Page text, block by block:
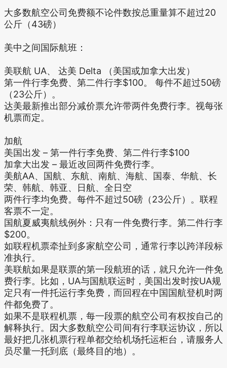
大多数航空公司免费额不论件数按总重量算不超过20
公斤（43磅）
美中之间国际航班：
美联航 UA、 达美 Delta （美国或加拿大出发）
第一件行李免费、第二件行李$100。 每件不超过50磅
（23公斤）。
达美最新推出部分减价票允许带两件免费行李。视每张
机票而定。
加航
美国出发 – 第一件行李免费、第二件行李$100
加拿大出发 – 最近改回两件免费行李。
美航AA、国航、东航、南航、海航、国泰、华航、长
荣、韩航、韩亚、日航、全日空
两件行李均免费。每件不超过50磅（23公斤）。联程
客票不一定。
国航夏威夷航线例外：只有一件免费行李。第二件行李
$200。
如联程机票牵扯到多家航空公司，通常行李以跨洋段标
准执行。
美联航如果是联票的第一段航班的话，就只允许一件免
费行李。比如，UA与国航联运时，美国出发时按UA规
定只有一件托运行李免费，而回程在中国国航登机时两
件都免费了。
如果不是联程机票，每一段票的航空公司有权按自己的
解释执行。因大多数航空公司间有行李联运协议，所以
最好把几张机票行程单都交给机场托运柜台，请服务人
员尽量一托到底（最终目的地）。